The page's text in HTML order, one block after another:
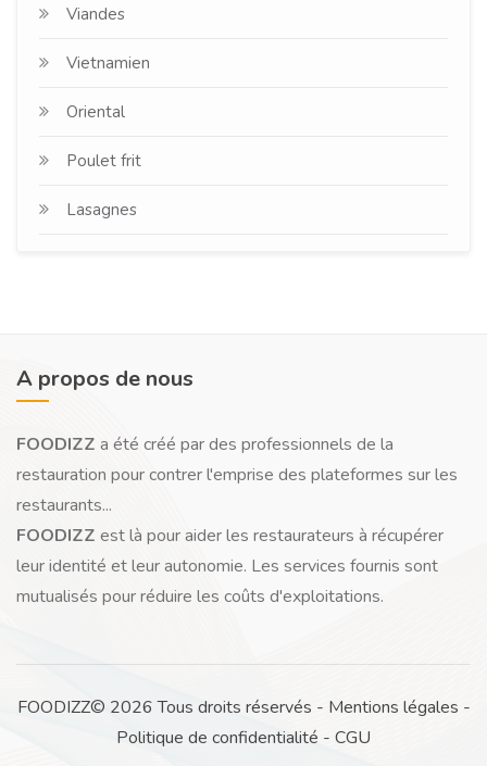
Viandes
Vietnamien
Oriental
Poulet frit
Lasagnes
A propos de nous
FOODIZZ a été créé par des professionnels de la
restauration pour contrer l'emprise des plateformes sur les
restaurants...
FOODIZZ est là pour aider les restaurateurs à récupérer
leur identité et leur autonomie. Les services fournis sont
mutualisés pour réduire les coûts d'exploitations.
FOODIZZ© 2026 Tous droits réservés - Mentions légales -
Politique de confidentialité - CGU